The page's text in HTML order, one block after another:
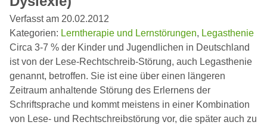
Verfasst am 20.02.2012
Kategorien: Lerntherapie und Lernstörungen, Legasthenie
Circa 3-7 % der Kinder und Jugendlichen in Deutschland
ist von der Lese-Rechtschreib-Störung, auch Legasthenie
genannt, betroffen. Sie ist eine über einen längeren
Zeitraum anhaltende Störung des Erlernens der
Schriftsprache und kommt meistens in einer Kombination
von Lese- und Rechtschreibstörung vor, die später auch zu